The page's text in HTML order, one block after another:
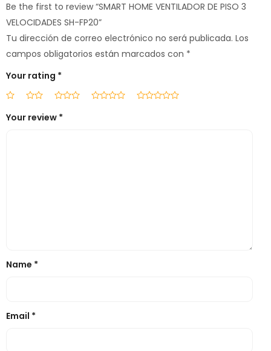
Be the first to review “SMART HOME VENTILADOR DE PISO 3
VELOCIDADES SH-FP20”
Tu dirección de correo electrónico no será publicada. Los
campos obligatorios están marcados con *
Your rating *
Your review *
Name *
Email *